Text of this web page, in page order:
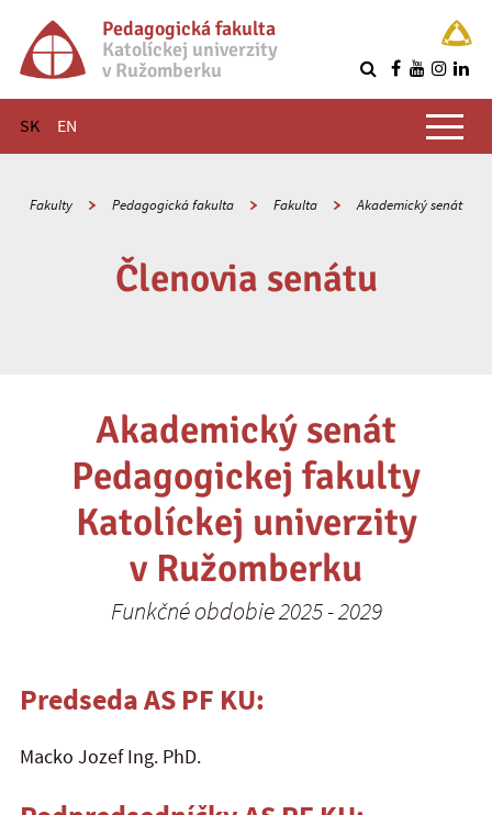
Pedagogická fakulta
Katolíckej univerzity
v Ružomberku
SK EN
Hlavné menu
Fakulty Pedagogická fakulta Fakulta Akademický senát
Členovia senátu
Akademický senát
Pedagogickej fakulty
Katolíckej univerzity
v Ružomberku
Funkčné obdobie 2025 - 2029
Predseda AS PF KU:
Macko Jozef Ing. PhD.